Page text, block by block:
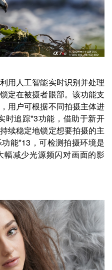
用人工智能实时识别并处理
定在被摄者眼部。该功能支
用户可根据不同拍摄主体进
时追踪*3功能，借助于新开
续稳定地锁定想要拍摄的主
能*13，可检测拍摄环境是
减少光源频闪对画面的影